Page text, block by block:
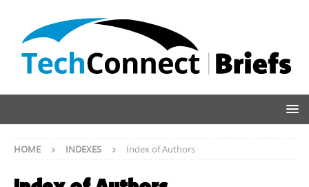
HOME INDEXES Index of Authors